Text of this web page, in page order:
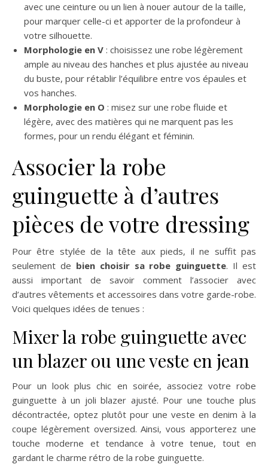
avec une ceinture ou un lien à nouer autour de la taille,
pour marquer celle-ci et apporter de la profondeur à
votre silhouette.
Morphologie en V : choisissez une robe légèrement
ample au niveau des hanches et plus ajustée au niveau
du buste, pour rétablir l’équilibre entre vos épaules et
vos hanches.
Morphologie en O : misez sur une robe fluide et
légère, avec des matières qui ne marquent pas les
formes, pour un rendu élégant et féminin.
Associer la robe
guinguette à d’autres
pièces de votre dressing
Pour être stylée de la tête aux pieds, il ne suffit pas
seulement de bien choisir sa robe guinguette. Il est
aussi important de savoir comment l’associer avec
d’autres vêtements et accessoires dans votre garde-robe.
Voici quelques idées de tenues :
Mixer la robe guinguette avec
un blazer ou une veste en jean
Pour un look plus chic en soirée, associez votre robe
guinguette à un joli blazer ajusté. Pour une touche plus
décontractée, optez plutôt pour une veste en denim à la
coupe légèrement oversized. Ainsi, vous apporterez une
touche moderne et tendance à votre tenue, tout en
gardant le charme rétro de la robe guinguette.